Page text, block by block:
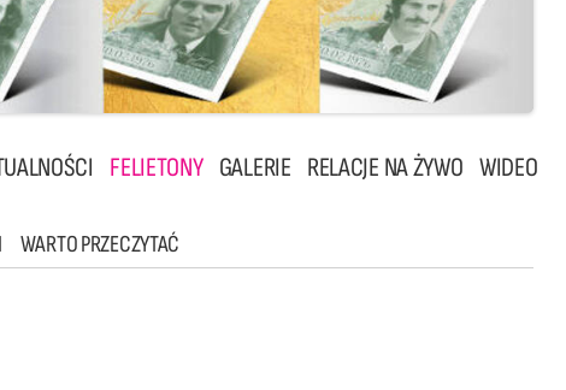
FELIETONY GALERIE RELACJE NA ŻYWO WIDEO
WARTO PRZECZYTAĆ